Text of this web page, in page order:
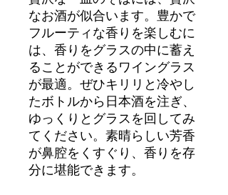
なお酒が似合います。豊かで
フルーティな香りを楽しむに
は、香りをグラスの中に蓄え
ることができるワイングラス
が最適。ぜひキリリと冷やし
たボトルから日本酒を注ぎ、
ゆっくりとグラスを回してみ
てください。素晴らしい芳香
が鼻腔をくすぐり、香りを存
分に堪能できます。